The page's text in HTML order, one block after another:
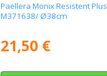
Paellera Monix Resistent Plus
M371638/ Ø38cm
21,50 €